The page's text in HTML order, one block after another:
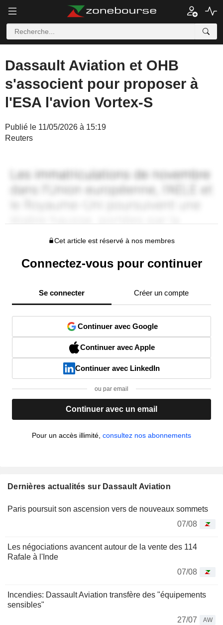
Dassault Aviation et OHB
s'associent pour proposer à
l'ESA l'avion Vortex-S
Publié le 11/05/2026 à 15:19
Reuters
Cet article est réservé à nos membres
Connectez-vous pour continuer
Se connecter Créer un compte
Continuer avec Google
Continuer avec Apple
Continuer avec LinkedIn
ou par email
Continuer avec un email
Pour un accès illimité, consultez nos abonnements
Dernières actualités sur Dassault Aviation
Paris poursuit son ascension vers de nouveaux sommets
07/08
Les négociations avancent autour de la vente des 114
Rafale à l'Inde
07/08
Incendies: Dassault Aviation transfère des "équipements
sensibles"
27/07
AW